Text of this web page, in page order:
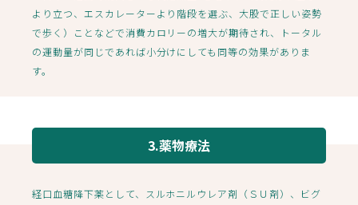
より立つ、エスカレーターより階段を選ぶ、大股で正しい姿勢
で歩く）ことなどで消費カロリーの増大が期待され、トータル
の運動量が同じであれば小分けにしても同等の効果がありま
す。
3.薬物療法
経口血糖降下薬として、スルホニルウレア剤（ＳＵ剤）、ビグ